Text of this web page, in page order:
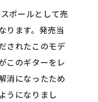
ポールとして売
ります。発売当
されたこのモデ
このギターをレ
消になったため
うになりまし